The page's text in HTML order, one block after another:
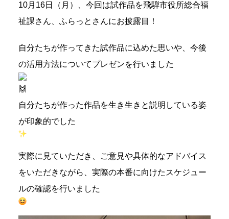
10月16日（月）、今回は試作品を飛騨市役所総合福
祉課さん、ふらっとさんにお披露目！
自分たちが作ってきた試作品に込めた思いや、今後
の活用方法についてプレゼンを行いました
自分たちが作った作品を生き生きと説明している姿
が印象的でした
実際に見ていただき、ご意見や具体的なアドバイス
をいただきながら、実際の本番に向けたスケジュー
ルの確認を行いました